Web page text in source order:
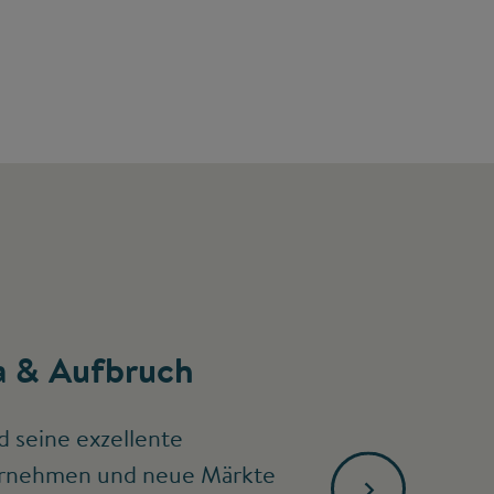
& Aufbruch
seine exzellente
und neue Märkte